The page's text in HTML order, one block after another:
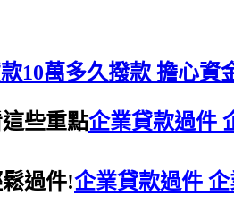
10萬多久撥款 擔心資
些重點企業貸款過件
過件!企業貸款過件